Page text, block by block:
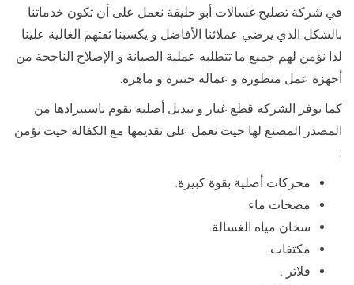
في شركة تصليح غسالات أبو حليفة نعمل على أن تكون خدماتنا
بالشكل الذي يرضي عملائنا الأفاضل و يكسبنا ثقتهم الغالية علينا
لذا نؤمن لهم جميع ما تتطلبه عملية الصيانة و الإصلاح الناجحة من
أجهزة عمل متطورة و عمالة خبيرة و ماهرة.
كما توفر الشركة قطع غيار و تبديل أصلية نقوم باستيرادها من
المصدر المصنع لها حيث نعمل على تقديمها مع الكفالة حيث نؤمن
:
محركات أصلية بقوة كبيرة.
مضخات ماء.
سخان مياه الغسالة.
مكثفات.
فلاتر .